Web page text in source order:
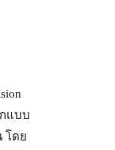
แบบ
โดย